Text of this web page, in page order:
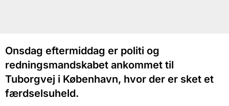
Onsdag eftermiddag er politi og
redningsmandskabet ankommet til
Tuborgvej i København, hvor der er sket et
færdselsuheld.